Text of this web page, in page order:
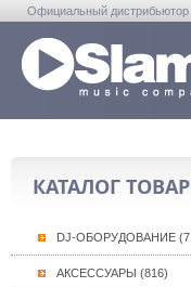
Официальный дистрибьютор
КАТАЛОГ
DJ-ОБОРУДОВАНИЕ
АКСЕССУАРЫ (816)